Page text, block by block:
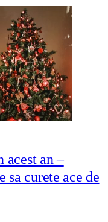
acest an –
sa curete ace de